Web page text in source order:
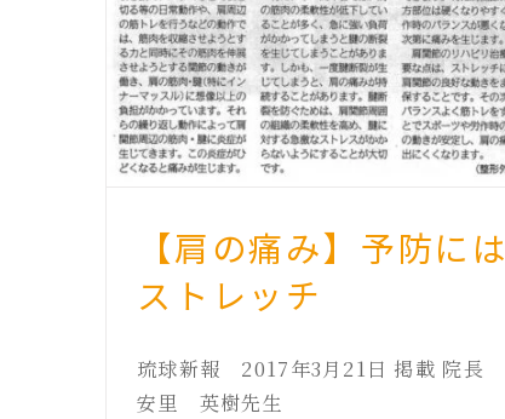
【肩の痛み】予防には
ストレッチ
琉球新報 2017年3月21日 掲載 院長
安里 英樹先生